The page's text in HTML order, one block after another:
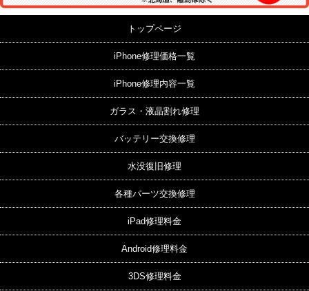
トップページ
iPhone修理価格一覧
iPhone修理内容一覧
ガラス・液晶割れ修理
バッテリー交換修理
水没復旧修理
各種パーツ交換修理
iPad修理料金
Android修理料金
3DS修理料金